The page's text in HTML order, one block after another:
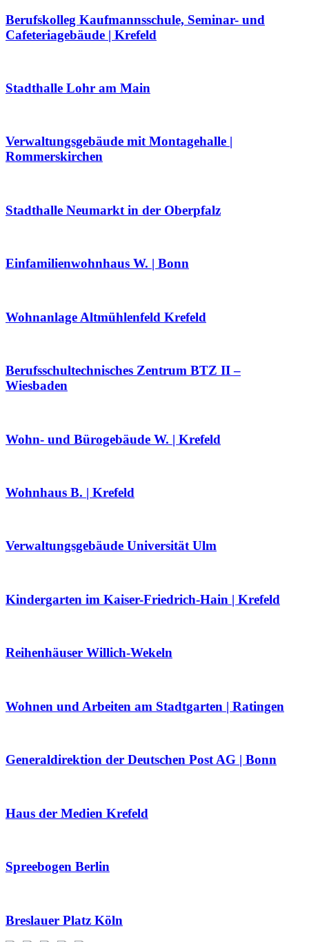
Berufskolleg Kaufmannsschule, Seminar- und
Cafeteriagebäude | Krefeld
Stadthalle Lohr am Main
Verwaltungsgebäude mit Montagehalle |
Rommerskirchen
Stadthalle Neumarkt in der Oberpfalz
Einfamilienwohnhaus W. | Bonn
Wohnanlage Altmühlenfeld Krefeld
Berufsschultechnisches Zentrum BTZ II –
Wiesbaden
Wohn- und Bürogebäude W. | Krefeld
Wohnhaus B. | Krefeld
Verwaltungsgebäude Universität Ulm
Kindergarten im Kaiser-Friedrich-Hain | Krefeld
Reihenhäuser Willich-Wekeln
Wohnen und Arbeiten am Stadtgarten | Ratingen
Generaldirektion der Deutschen Post AG | Bonn
Haus der Medien Krefeld
Spreebogen Berlin
Breslauer Platz Köln